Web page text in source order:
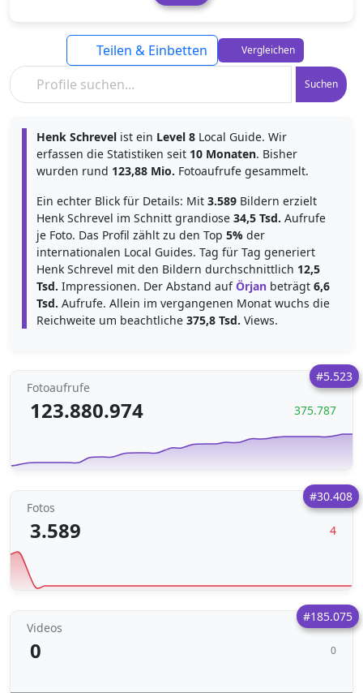
Suchen
Teilen & Einbetten Vergleichen
Henk Schrevel ist ein Level 8 Local Guide. Wir
erfassen die Statistiken seit 10 Monaten. Bisher
wurden rund 123,88 Mio. Fotoaufrufe gesammelt.
Ein echter Blick für Details: Mit 3.589 Bildern erzielt
Henk Schrevel im Schnitt grandiose 34,5 Tsd. Aufrufe
je Foto. Das Profil zählt zu den Top 5% der
internationalen Local Guides. Tag für Tag generiert
Henk Schrevel mit den Bildern durchschnittlich 12,5
Tsd. Impressionen. Der Abstand aufÖrjan beträgt 6,6
Tsd. Aufrufe. Allein im vergangenen Monat wuchs die
Reichweite um beachtliche 375,8 Tsd. Views.
#5.523
Fotoaufrufe
123.880.974 375.787
#30.408
Fotos
3.589 4
#185.075
Videos
0 0